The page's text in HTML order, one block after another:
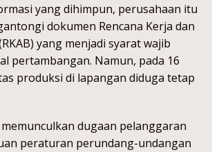
yang dihimpun, perusahaan itu
dokumen Rencana Kerja dan
yang menjadi syarat wajib
pertambangan. Namun, pada 16
produksi di lapangan diduga tetap
dugaan pelanggaran
peraturan perundang-undangan